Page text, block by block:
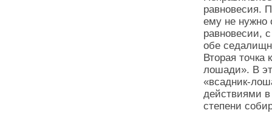
равновесия.
ему не нужно
равновесии,
обе
Вторая точка
лошади». В
«всадник-
действиями
степени